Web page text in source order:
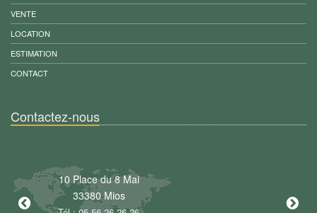
VENTE
LOCATION
ESTIMATION
CONTACT
Contactez-nous
10 Place du 8 Mai
33380 Mios